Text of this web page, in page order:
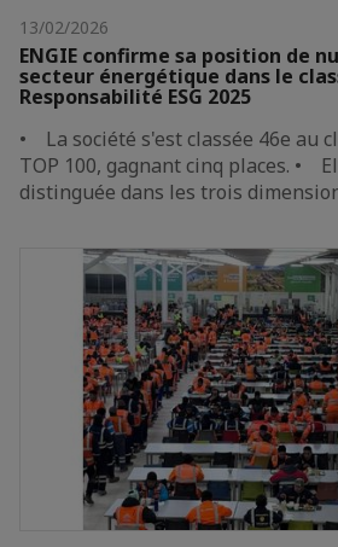
13/02/2026
ENGIE confirme sa position de
secteur énergétique dans le
Responsabilité ESG 2025
• La société s'est classée 46e au
TOP 100, gagnant cinq places. •
distinguée dans les trois